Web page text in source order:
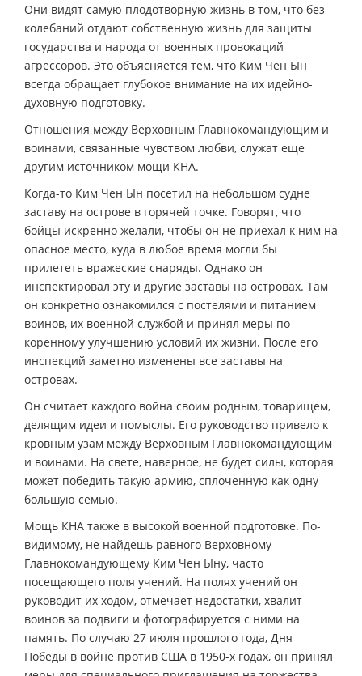
Они видят самую плодотворную жизнь в том, что без
колебаний отдают собственную жизнь для защиты
государства и народа от военных провокаций
агрессоров. Это объясняется тем, что Ким Чен Ын
всегда обращает глубокое внимание на их идейно-
духовную подготовку.
Отношения между Верховным Главнокомандующим и
воинами, связанные чувством любви, служат еще
другим источником мощи КНА.
Когда-то Ким Чен Ын посетил на небольшом судне
заставу на острове в горячей точке. Говорят, что
бойцы искренно желали, чтобы он не приехал к ним на
опасное место, куда в любое время могли бы
прилететь вражеские снаряды. Однако он
инспектировал эту и другие заставы на островах. Там
он конкретно ознакомился с постелями и питанием
воинов, их военной службой и принял меры по
коренному улучшению условий их жизни. После его
инспекций заметно изменены все заставы на
островах.
Он считает каждого война своим родным, товарищем,
делящим идеи и помыслы. Его руководство привело к
кровным узам между Верховным Главнокомандующим
и воинами. На свете, наверное, не будет силы, которая
может победить такую армию, сплоченную как одну
большую семью.
Мощь КНА также в высокой военной подготовке. По-
видимому, не найдешь равного Верховному
Главнокомандующему Ким Чен Ыну, часто
посещающего поля учений. На полях учений он
руководит их ходом, отмечает недостатки, хвалит
воинов за подвиги и фотографируется с ними на
память. По случаю 27 июля прошлого года, Дня
Победы в войне против США в 1950-х годах, он принял